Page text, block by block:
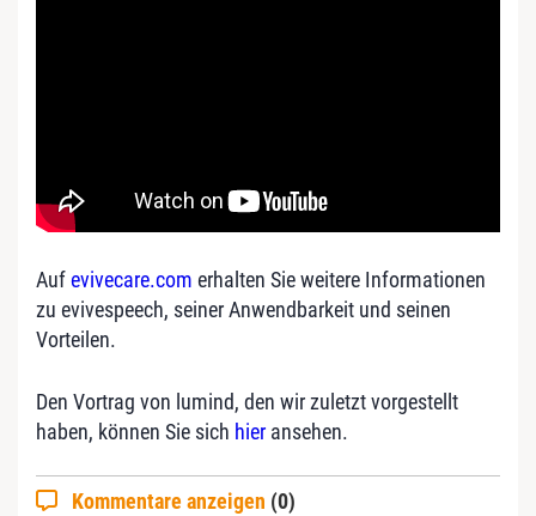
Aufevivecare.com erhalten Sie weitere Informationen
zu evivespeech, seiner Anwendbarkeit und seinen
Vorteilen.
Den Vortrag von lumind, den wir zuletzt vorgestellt
haben, können Sie sich hier ansehen.
Kommentare anzeigen (0)